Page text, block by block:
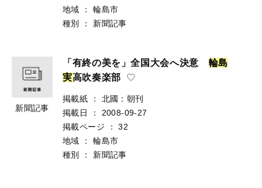
地域
：
輪島市
種別
： 新聞記事
新聞記事
「有終の美を」全国大会へ決意 輪島
実高吹奏楽部
掲載紙 ：
北國：朝刊
掲載日
：
2008-09-27
掲載ページ
：
32
地域
：
輪島市
種別
： 新聞記事